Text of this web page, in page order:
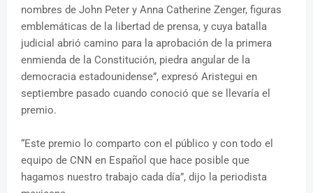
nombres de John Peter y Anna Catherine Zenger, figuras
emblemáticas de la libertad de prensa, y cuya batalla
judicial abrió camino para la aprobación de la primera
enmienda de la Constitución, piedra angular de la
democracia estadounidense”, expresó Aristegui en
septiembre pasado cuando conoció que se llevaría el
premio.
“Este premio lo comparto con el público y con todo el
equipo de CNN en Español que hace posible que
hagamos nuestro trabajo cada día”, dijo la periodista